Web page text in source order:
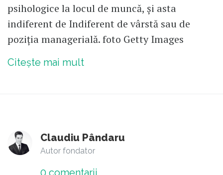
psihologice la locul de muncă, și asta
indiferent de Indiferent de vârstă sau de
poziția managerială. foto Getty Images
Citește mai mult
Claudiu Pândaru
Autor fondator
0 comentarii